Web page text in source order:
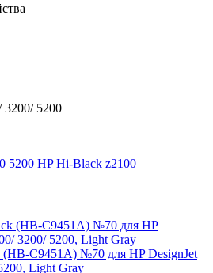
3200/ 5200
5200 HP Hi-Black z2100
C9451A) №70 для HP DesignJet
Light Gray